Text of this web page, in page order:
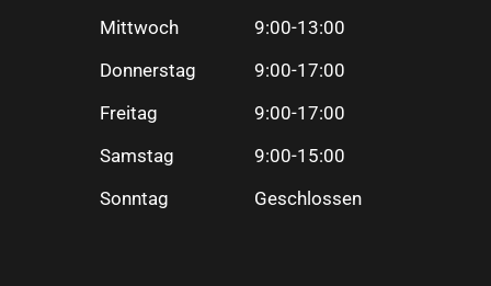
Mittwoch
9:00-13:00
Donnerstag
9:00-17:00
Freitag
9:00-17:00
Samstag
9:00-15:00
Sonntag
Geschlossen